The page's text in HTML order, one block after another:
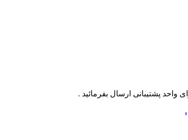
واحد پشتیبانی ارسال بفرمائید .
.